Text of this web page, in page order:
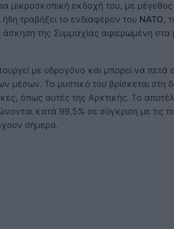
μικροσκοπική εκδοχή του, με
τραβήξει το ενδιαφέρον του NATO,
άσκηση της Συμμαχίας αφιερωμένη
με υδρογόνο και μπορεί να
Το μυστικό του βρίσκεται στη
όπως αυτές της Αρκτικής. Το
κατά 99,5% σε σύγκριση με τις
σήμερα.